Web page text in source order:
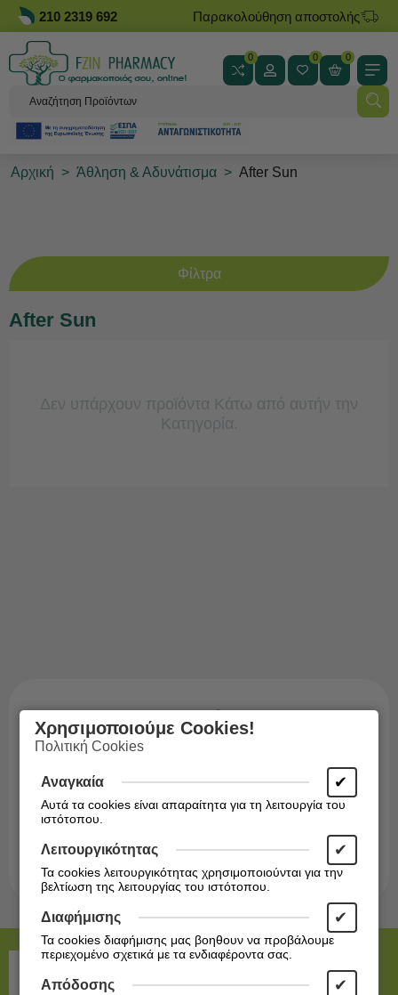
210 2319 692 Παρακολούθηση αποστολής
0 0 0
Αρχική > Άθληση & Αδυνάτισμα > After Sun
Φίλτρα
After Sun
Δεν υπάρχουν προϊόντα Κάτω από αυτήν την
Κατηγορία.
Εγγραφείτε στο Newsletter!
Ενημερωθείτε άμεσα για τις προσφορές μας!
Εγγραφή
Χρησιμοποιούμε Cookies!
Πολιτική Cookies
Αναγκαία ✔
Αυτά τα cookies είναι απαραίτητα για τη λειτουργία του
ιστότοπου.
Λειτουργικότητας ✔
Τα cookies λειτουργικότητας χρησιμοποιούνται για την
βελτίωση της λειτουργίας του ιστότοπου.
Διαφήμισης ✔
Τα cookies διαφήμισης μας βοηθουν να προβάλουμε
περιεχομένο σχετικά με τα ενδιαφέροντα σας.
Απόδοσης ✔